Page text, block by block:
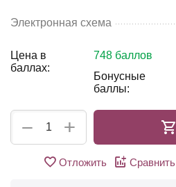
Электронная схема
Цена в
баллах:
748 баллов
Бонусные
баллы:
+
−
Отложить Сравнить